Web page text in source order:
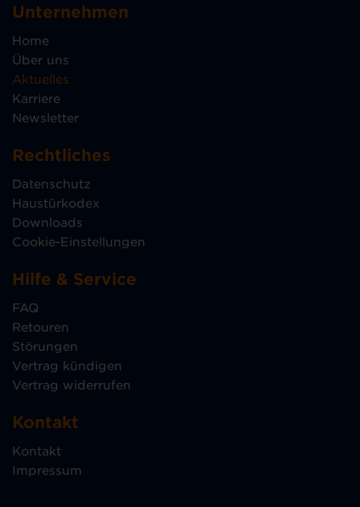
Unternehmen
Home
Über uns
Aktuelles
Karriere
Newsletter
Rechtliches
Datenschutz
Haustürkodex
Downloads
Cookie-Einstellungen
Hilfe & Service
FAQ
Retouren
Störungen
Vertrag kündigen
Vertrag widerrufen
Kontakt
Kontakt
Impressum